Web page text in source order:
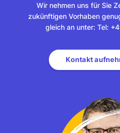
Wir nehmen uns für Sie
zukünftigen Vorhaben
gleich an unter: Tel:
Kontakt